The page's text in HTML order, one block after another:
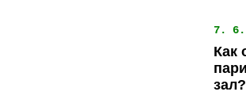
7. 6.
Как
зал?